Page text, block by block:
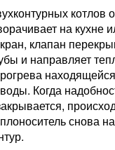
котлов
на кухне
клапан
и направляет
Когда
снова